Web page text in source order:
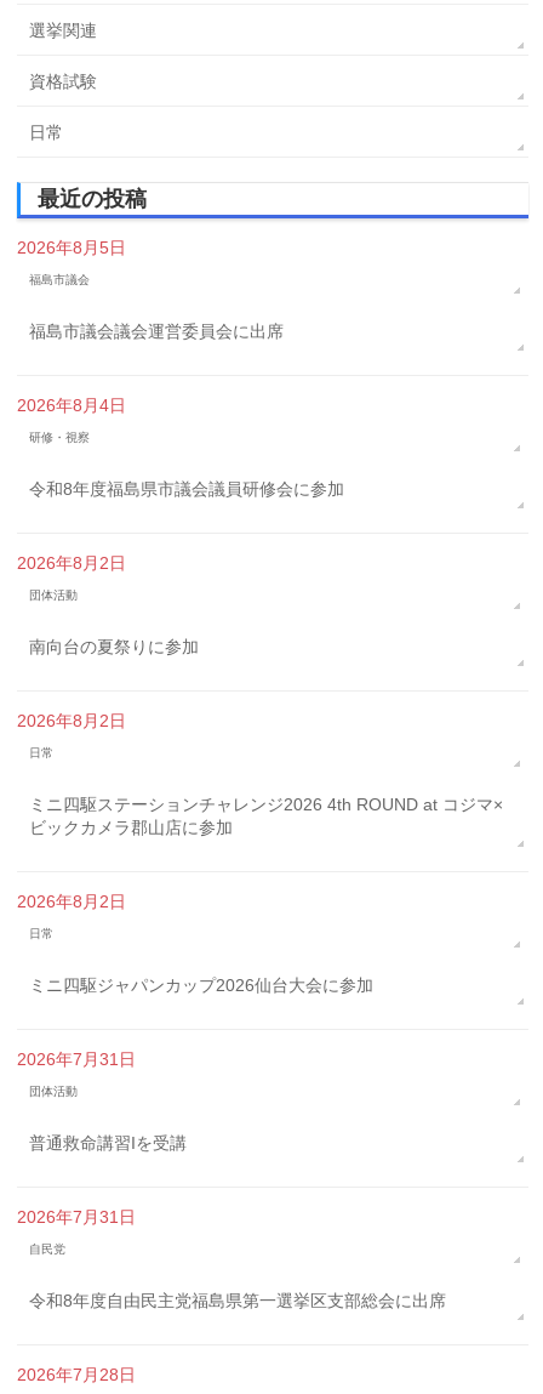
選挙関連
資格試験
日常
最近の投稿
2026年8月5日
福島市議会
福島市議会議会運営委員会に出席
2026年8月4日
研修・視察
令和8年度福島県市議会議員研修会に参加
2026年8月2日
団体活動
南向台の夏祭りに参加
2026年8月2日
日常
ミニ四駆ステーションチャレンジ2026 4th ROUND at コジマ×
ビックカメラ郡山店に参加
2026年8月2日
日常
ミニ四駆ジャパンカップ2026仙台大会に参加
2026年7月31日
団体活動
普通救命講習Iを受講
2026年7月31日
自民党
令和8年度自由民主党福島県第一選挙区支部総会に出席
2026年7月28日